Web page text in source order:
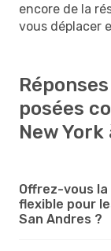
encore de la
vous déplacer
posées
New
Offrez-vous
flexible pour
San Andres ?